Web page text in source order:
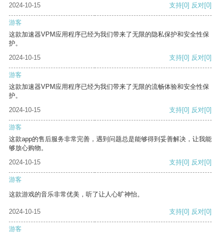
2024-10-15 支持[0] 反对[0]
游客
这款加速器VPM应用程序已经为我们带来了无限的隐私保护和安全性保
护。
2024-10-15
支持[0] 反对[0]
游客
这款加速器VPM应用程序已经为我们带来了无限的流畅体验和安全性保
护。
2024-10-15
支持[0] 反对[0]
游客
这款app的售后服务非常完善，遇到问题总是能够得到妥善解决，让我能
够放心购物。
2024-10-15
支持[0] 反对[0]
游客
这款游戏的音乐非常优美，听了让人心旷神怡。
2024-10-15 支持[0] 反对[0]
游客